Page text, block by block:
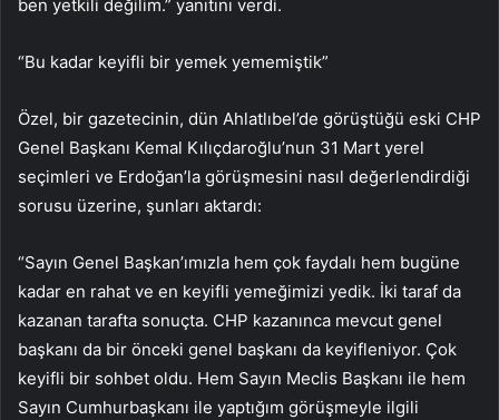
ben yetkili değilim.” yanıtını verdi.
“Bu kadar keyifli bir yemek yememiştik”
Özel, bir gazetecinin, dün Ahlatlıbel’de görüştüğü eski CHP
Genel Başkanı Kemal Kılıçdaroğlu’nun 31 Mart yerel
seçimleri ve Erdoğan’la görüşmesini nasıl değerlendirdiği
sorusu üzerine, şunları aktardı:
“Sayın Genel Başkan’ımızla hem çok faydalı hem bugüne
kadar en rahat ve en keyifli yemeğimizi yedik. İki taraf da
kazanan tarafta sonuçta. CHP kazanınca mevcut genel
başkanı da bir önceki genel başkanı da keyifleniyor. Çok
keyifli bir sohbet oldu. Hem Sayın Meclis Başkanı ile hem
Sayın Cumhurbaşkanı ile yaptığım görüşmeyle ilgili